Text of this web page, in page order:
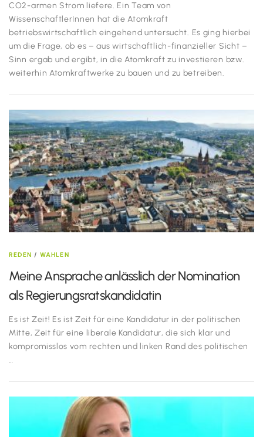
CO2-armen Strom liefere. Ein Team von
WissenschaftlerInnen hat die Atomkraft
betriebswirtschaftlich eingehend untersucht. Es ging hierbei
um die Frage, ob es – aus wirtschaftlich-finanzieller Sicht –
Sinn ergab und ergibt, in die Atomkraft zu investieren bzw.
weiterhin Atomkraftwerke zu bauen und zu betreiben.
REDEN / WAHLEN
Meine Ansprache anlässlich der Nomination
als Regierungsratskandidatin
Es ist Zeit! Es ist Zeit für eine Kandidatur in der politischen
Mitte, Zeit für eine liberale Kandidatur, die sich klar und
kompromisslos vom rechten und linken Rand des politischen
…